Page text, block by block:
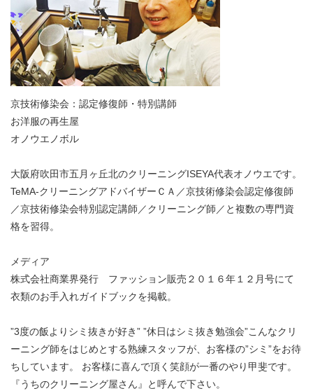
京技術修染会：認定修復師・特別講師
お洋服の再生屋
オノウエノボル
大阪府吹田市五月ヶ丘北のクリーニングISEYA代表オノウエです。
TeMA-クリーニングアドバイザーＣＡ／京技術修染会認定修復師
／京技術修染会特別認定講師／クリーニング師／と複数の専門資
格を習得。
メディア
株式会社商業界発行 ファッション販売２０１６年１２月号にて
衣類のお手入れガイドブックを掲載。
”3度の飯よりシミ抜きが好き” ”休日はシミ抜き勉強会”こんなクリ
ーニング師をはじめとする熟練スタッフが、お客様の”シミ”をお待
ちしています。 お客様に喜んで頂く笑顔が一番のやり甲斐です。
『うちのクリーニング屋さん』と呼んで下さい。